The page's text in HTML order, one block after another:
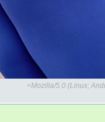
<Mozilla/5.0 (Linux;